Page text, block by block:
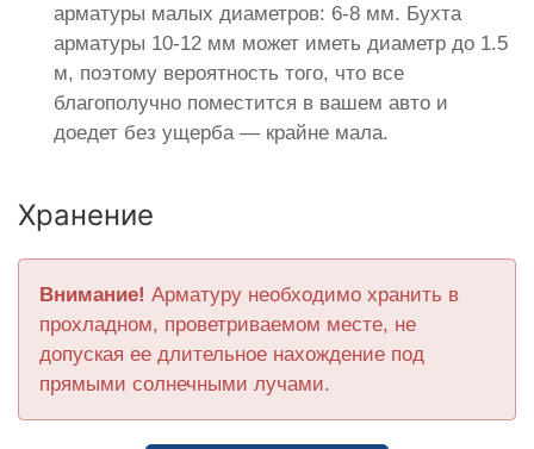
арматуры малых диаметров: 6-8 мм. Бухта
арматуры 10-12 мм может иметь диаметр до 1.5
м, поэтому вероятность того, что все
благополучно поместится в вашем авто и
доедет без ущерба — крайне мала.
Хранение
Внимание! Арматуру необходимо хранить в
прохладном, проветриваемом месте, не
допуская ее длительное нахождение под
прямыми солнечными лучами.